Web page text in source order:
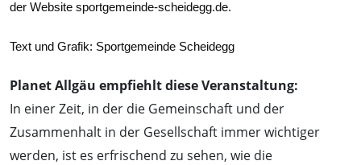
der Website sportgemeinde-scheidegg.de.
Text und Grafik: Sportgemeinde Scheidegg
Planet Allgäu empfiehlt diese Veranstaltung:
In einer Zeit, in der die Gemeinschaft und der
Zusammenhalt in der Gesellschaft immer wichtiger
werden, ist es erfrischend zu sehen, wie die